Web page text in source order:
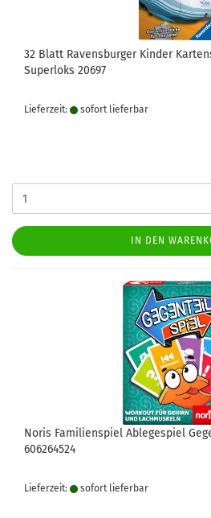
32 Blatt Ravensburger Kinder
Superloks 20697
Lieferzeit: sofort lie­fer­bar
IN DEN
Noris Familienspiel Ablegespiel
606264524
Lieferzeit: sofort lie­fer­bar